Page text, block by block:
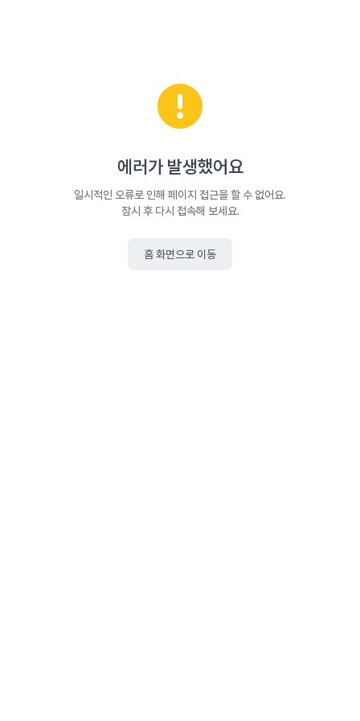
에러가 발생했어요
일시적인 오류로 인해 페이지 접근을 할 수 없어요.
잠시 후 다시 접속해 보세요.
홈 화면으로 이동